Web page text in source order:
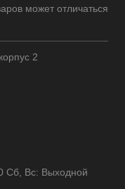
может отличаться
2
Сб, Вс: Выходной